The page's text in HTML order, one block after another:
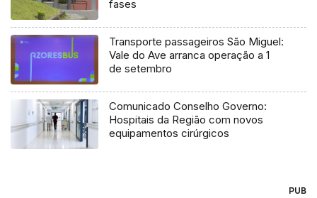
fases
Transporte passageiros São Miguel:
Vale do Ave arranca operação a 1
de setembro
Comunicado Conselho Governo:
Hospitais da Região com novos
equipamentos cirúrgicos
PUB